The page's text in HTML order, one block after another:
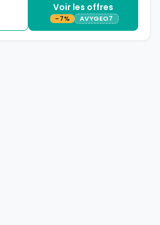
Voir les offres
-7% AVYGEO7